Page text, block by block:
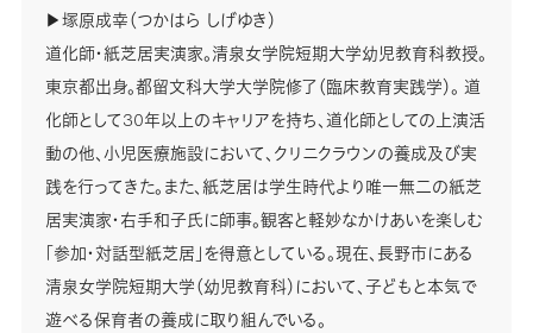
▶塚原成幸（つかはら しげゆき）
道化師・紙芝居実演家。清泉女学院短期大学幼児教育科教授。
東京都出身。都留文科大学大学院修了（臨床教育実践学）。 道
化師として30年以上のキャリアを持ち、道化師としての上演活
動の他、小児医療施設において、クリニクラウンの養成及び実
践を行ってきた。また、紙芝居は学生時代より唯一無二の紙芝
居実演家・右手和子氏に師事。観客と軽妙なかけあいを楽しむ
「参加・対話型紙芝居」を得意としている。現在、長野市にある
清泉女学院短期大学（幼児教育科）において、子どもと本気で
遊べる保育者の養成に取り組んでいる。